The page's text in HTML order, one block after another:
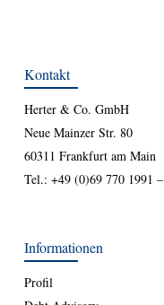
Kontakt
Herter & Co. GmbH
Neue Mainzer Str. 80
60311 Frankfurt am Main
Tel.: +49 (0)69 770 1991
Informationen
Profil